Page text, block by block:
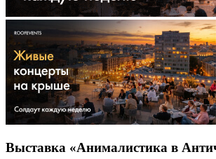
Выставка «Анималистика в